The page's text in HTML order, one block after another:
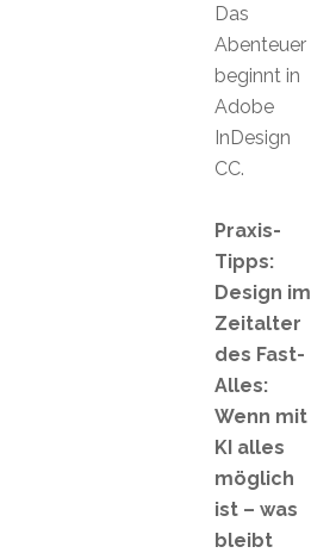
Das
Abenteuer
beginnt in
Adobe
InDesign
CC.
Praxis-
Tipps:
Design im
Zeitalter
des Fast-
Alles:
Wenn mit
KI alles
möglich
ist – was
bleibt